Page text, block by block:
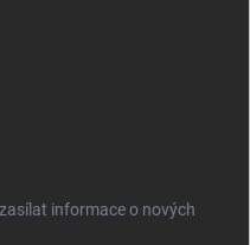
informace o nových